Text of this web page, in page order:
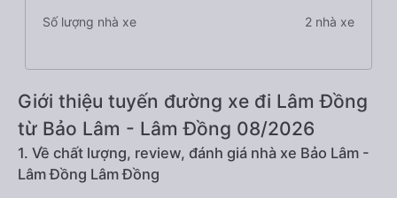
Số lượng nhà xe 2 nhà xe
Giới thiệu tuyến đường xe đi Lâm Đồng
từ Bảo Lâm - Lâm Đồng 08/2026
1. Về chất lượng, review, đánh giá nhà xe Bảo Lâm -
Lâm Đồng Lâm Đồng